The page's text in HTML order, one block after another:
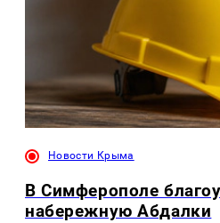
Новости Крыма
В Симферополе
набережную Абдалки